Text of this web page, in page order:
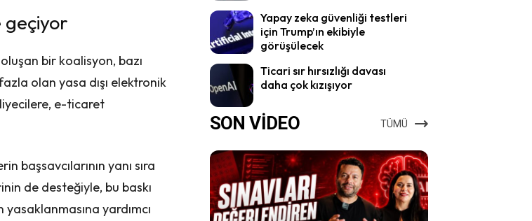
geçiyor
bir koalisyon, bazı
olan yasa dışı elektronik
e-ticaret
yanı sıra
de desteğiyle, bu baskı
yardımcı
Yapay zeka güvenliği testleri
için Trump’ın ekibiyle
görüşülecek
Ticari sır hırsızlığı davası
daha çok kızışıyor
SON VİDEO TÜMÜ